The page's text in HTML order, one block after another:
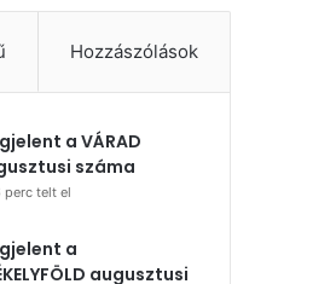
Hozzászólások
a VÁRAD
száma
perc telt el
a
augusztusi